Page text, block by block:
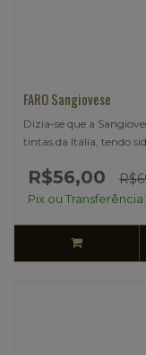
FARO Sangiovese
Dizia-se que a
tintas da Itália, tendo
R$56,00
Pix ou